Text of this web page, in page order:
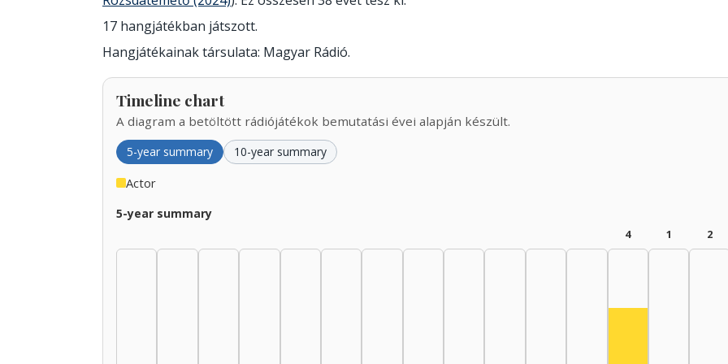
17 hangjátékban játszott.
Hangjátékainak társulata: Magyar Rádió.
Timeline chart
A diagram a betöltött rádiójátékok bemutatási évei alapján készült.
5-year summary 10-year summary
Actor
5-year summary
4 1 2